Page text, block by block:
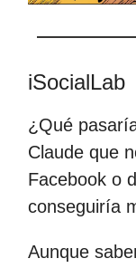
iSocialLab
¿Qué
Claude que
Facebook o
conseguiría
Aunque